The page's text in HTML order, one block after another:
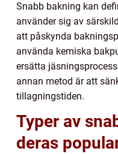
Snabb bakning kan
använder sig av
att påskynda
använda kemiska
ersätta
annan metod är att
tillagningstiden.
Typer av
deras